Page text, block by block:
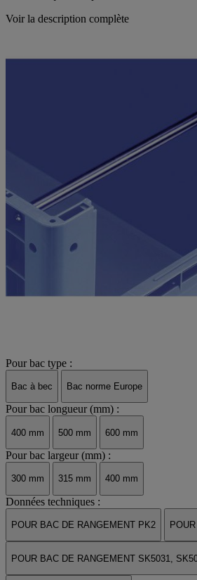
Pour bac type :
Pour bac longueur (mm) :
Pour bac largeur (mm) :
Données techniques :